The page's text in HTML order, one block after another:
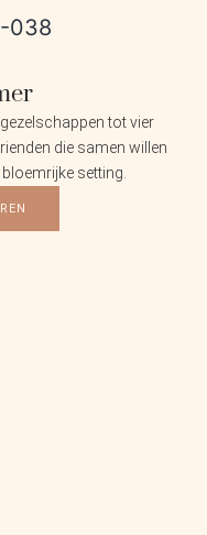
tot vier
die samen willen
setting.